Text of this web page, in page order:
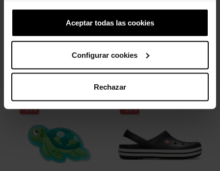
Aceptar todas las cookies
Configurar cookies
Rechazar
O icônico Crocs Comfort™. Leve. Flexível. Conforto de todos os
Clientes que compraram este
produto também compraram:
-20% -20%